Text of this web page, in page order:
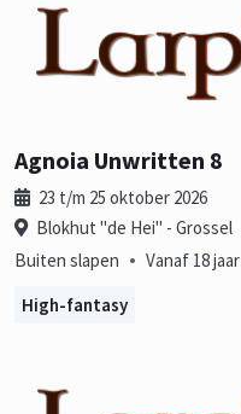
Agnoia Unwritten 8
23 t/m 25 oktober 2026
Blokhut "de Hei" - Grossel
Buiten slapen • Vanaf 18 jaar
High-fantasy